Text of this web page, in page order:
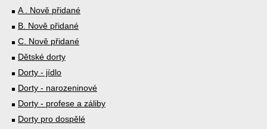
A . Nově přidané
B. Nově přidané
C. Nově přidané
Dětské dorty
Dorty - jídlo
Dorty - narozeninové
Dorty - profese a záliby
Dorty pro dospělé